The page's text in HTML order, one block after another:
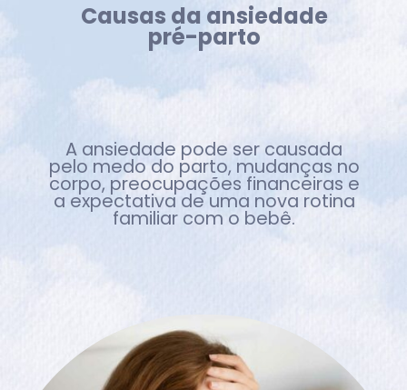
A ansiedade pode ser causada
pelo medo do parto, mudanças no
corpo, preocupações financeiras e
a expectativa de uma nova rotina
familiar com o bebê.
Causas da ansiedade
pré-parto